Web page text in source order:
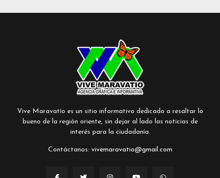
Vive Maravatío es un sitio informativo dedicado a resaltar lo
bueno de la región oriente, sin dejar al lado las noticias de
interés para la ciudadanía.
Contáctanos: vivemaravatio@gmail.com